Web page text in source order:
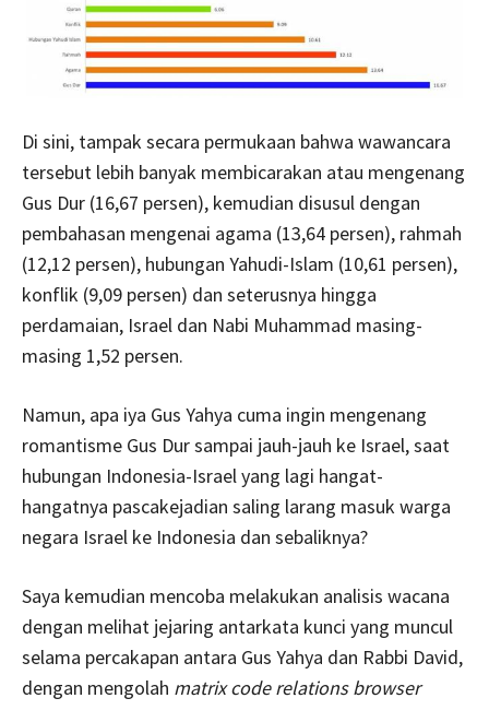
Di sini, tampak secara permukaan bahwa wawancara
tersebut lebih banyak membicarakan atau mengenang
Gus Dur (16,67 persen), kemudian disusul dengan
pembahasan mengenai agama (13,64 persen), rahmah
(12,12 persen), hubungan Yahudi-Islam (10,61 persen),
konflik (9,09 persen) dan seterusnya hingga
perdamaian, Israel dan Nabi Muhammad masing-
masing 1,52 persen.
Namun, apa iya Gus Yahya cuma ingin mengenang
romantisme Gus Dur sampai jauh-jauh ke Israel, saat
hubungan Indonesia-Israel yang lagi hangat-
hangatnya pascakejadian saling larang masuk warga
negara Israel ke Indonesia dan sebaliknya?
Saya kemudian mencoba melakukan analisis wacana
dengan melihat jejaring antarkata kunci yang muncul
selama percakapan antara Gus Yahya dan Rabbi David,
dengan mengolah matrix code relations browser